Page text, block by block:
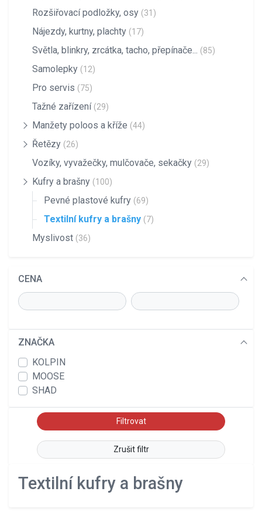
Rozšiřovací podložky, osy (31)
Nájezdy, kurtny, plachty (17)
Světla, blinkry, zrcátka, tacho, přepínače... (85)
Samolepky (12)
Pro servis (75)
Tažné zařízení (29)
Manžety poloos a kříže (44)
Řetězy (26)
Vozíky, vyvažečky, mulčovače, sekačky (29)
Kufry a brašny (100)
Pevné plastové kufry (69)
Textilní kufry a brašny (7)
Myslivost (36)
CENA
ZNAČKA
KOLPIN
MOOSE
SHAD
Zrušit filtr
Textilní kufry a brašny